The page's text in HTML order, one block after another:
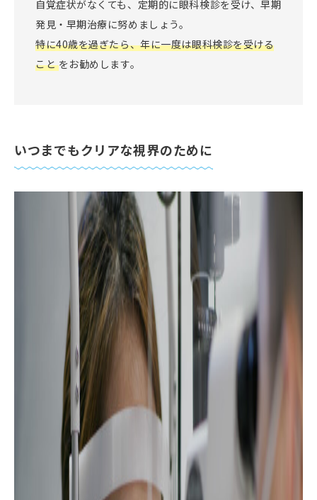
⾃覚症状がなくても、定期的に眼科検診を受け、早期
発⾒・早期治療に努めましょう。
特に40歳を過ぎたら、年に⼀度は眼科検診を受ける
ことをお勧めします。
いつまでもクリアな視界のために